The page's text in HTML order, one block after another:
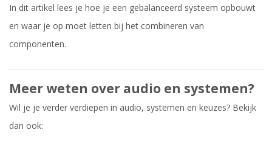
In dit artikel lees je hoe je een gebalanceerd systeem opbouwt
en waar je op moet letten bij het combineren van
componenten.
Meer weten over audio en systemen?
Wil je je verder verdiepen in audio, systemen en keuzes? Bekijk
dan ook: